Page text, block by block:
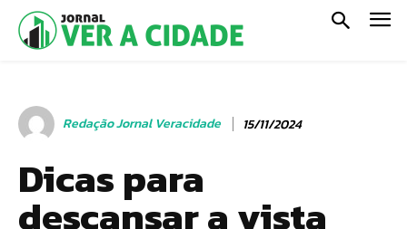
Redação Jornal Veracidade 15/11/2024
Dicas para
descansar a vista